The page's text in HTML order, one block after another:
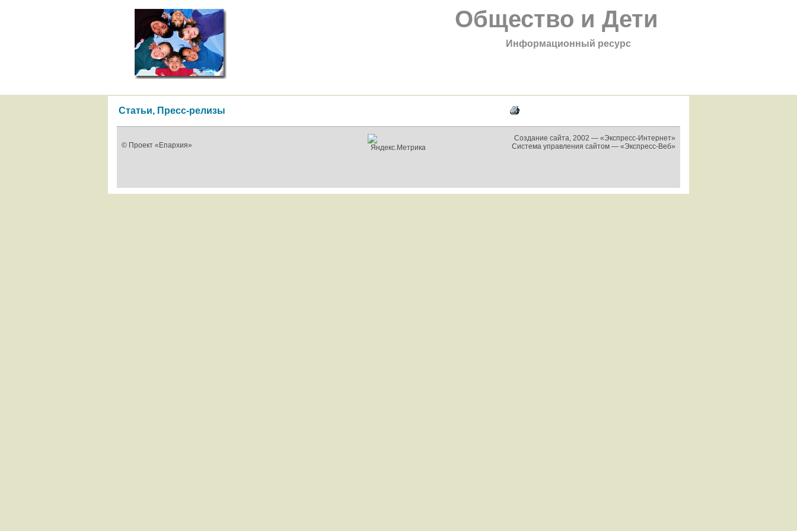
Общество и Дети
Информационный ресурс
Статьи, Пресс-релизы
© Проект «Епархия»
Создание сайта, 2002 — «Экспресс-Интернет»
Система управления сайтом — «Экспресс-Веб»